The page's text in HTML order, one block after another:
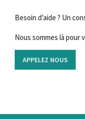
Besoin d’aide ? Un
Nous sommes là pour
APPELEZ NOUS